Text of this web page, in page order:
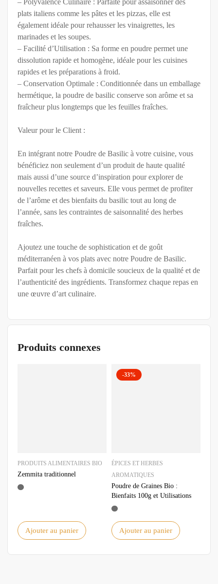
– Polyvalence Culinaire : Parfaite pour assaisonner des
plats italiens comme les pâtes et les pizzas, elle est
également idéale pour rehausser les vinaigrettes, les
marinades et les soupes.
– Facilité d’Utilisation : Sa forme en poudre permet une
dissolution rapide et homogène, idéale pour les cuisines
rapides et les préparations à froid.
– Conservation Optimale : Conditionnée dans un emballage
hermétique, la poudre de basilic conserve son arôme et sa
fraîcheur plus longtemps que les feuilles fraîches.
Valeur pour le Client :
En intégrant notre Poudre de Basilic à votre cuisine, vous
bénéficiez non seulement d’un produit de haute qualité
mais aussi d’une source d’inspiration pour explorer de
nouvelles recettes et saveurs. Elle vous permet de profiter
de l’arôme et des bienfaits du basilic tout au long de
l’année, sans les contraintes de saisonnalité des herbes
fraîches.
Ajoutez une touche de sophistication et de goût
méditerranéen à vos plats avec notre Poudre de Basilic.
Parfait pour les chefs à domicile soucieux de la qualité et de
l’authenticité des ingrédients. Transformez chaque repas en
une œuvre d’art culinaire.
Produits connexes
PRODUITS ALIMENTAIRES BIO
Zemmita traditionnel
Ajouter au panier
-33%
ÉPICES ET HERBES
AROMATIQUES
Poudre de Graines Bio :
Bienfaits 100g et Utilisations
Ajouter au panier